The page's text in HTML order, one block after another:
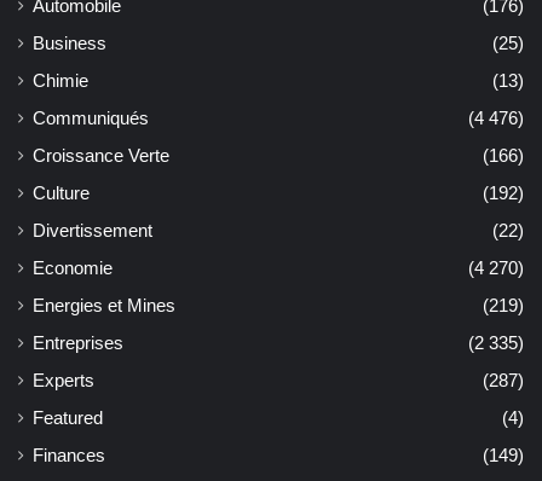
Automobile
(176)
Business
(25)
Chimie
(13)
Communiqués
(4 476)
Croissance Verte
(166)
Culture
(192)
Divertissement
(22)
Economie
(4 270)
Energies et Mines
(219)
Entreprises
(2 335)
Experts
(287)
Featured
(4)
Finances
(149)